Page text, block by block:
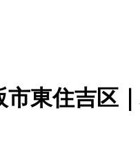
市東住吉区